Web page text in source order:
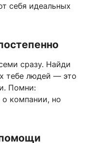
себя идеальных
сразу. Найди
тебе людей — это
Помни:
компании, но